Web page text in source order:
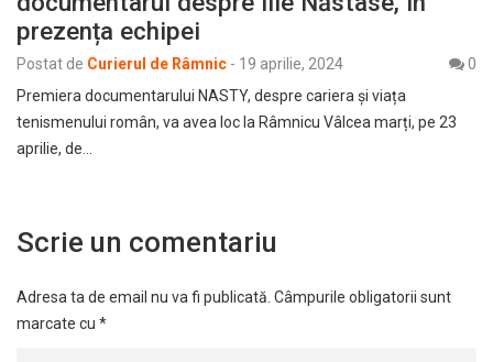
prezența echipei
Postat de Curierul de Râmnic - 19 aprilie, 2024
0
Premiera documentarului NASTY, despre cariera și viața
tenismenului român, va avea loc la Râmnicu Vâlcea marți, pe 23
aprilie, de…
Scrie un comentariu
Adresa ta de email nu va fi publicată. Câmpurile obligatorii sunt
marcate cu *